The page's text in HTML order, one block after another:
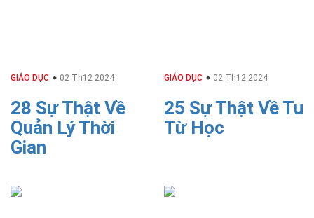
GIÁO DỤC 02 Th12 2024
28 Sự Thật Về
Quản Lý Thời
Gian
GIÁO DỤC 02 Th12 2024
25 Sự Thật Về Tu
Từ Học